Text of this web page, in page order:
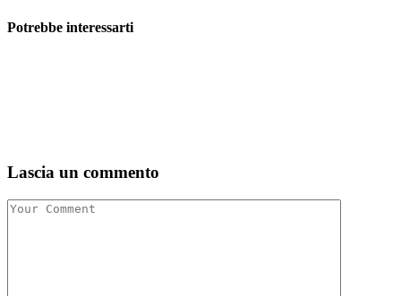
Potrebbe interessarti
Lascia un commento